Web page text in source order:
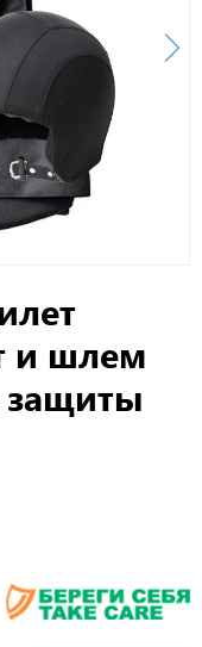
и шлем
защиты